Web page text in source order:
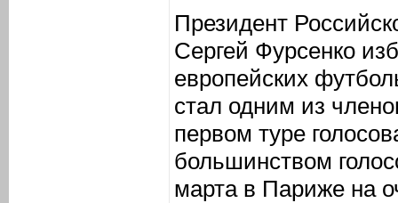
Президент
Сергей Фурсенко
европейских
стал одним из
первом туре
большинством
марта в Париже на